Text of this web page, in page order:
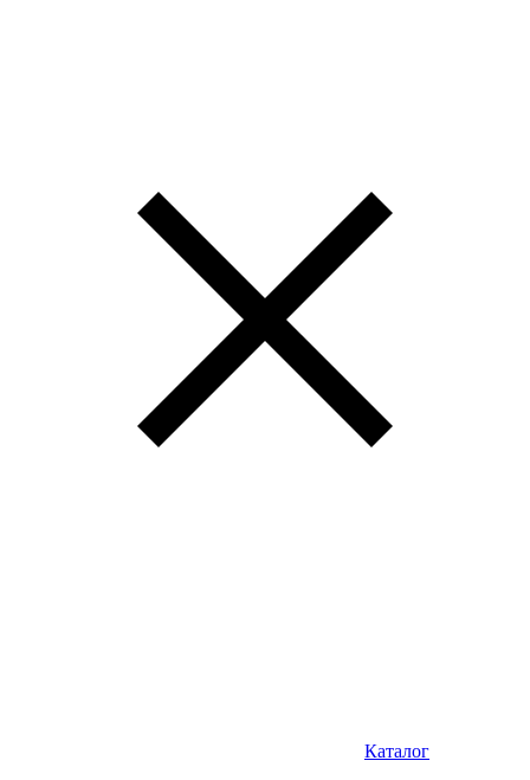
Каталог